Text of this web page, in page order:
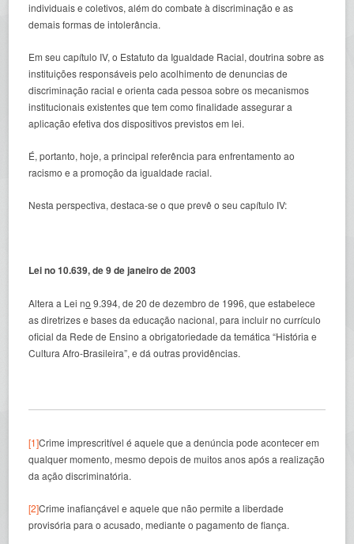
individuais e coletivos, além do combate à discriminação e as
demais formas de intolerância.
Em seu capítulo IV, o Estatuto da Igualdade Racial, doutrina sobre as
instituições responsáveis pelo acolhimento de denuncias de
discriminação racial e orienta cada pessoa sobre os mecanismos
institucionais existentes que tem como finalidade assegurar a
aplicação efetiva dos dispositivos previstos em lei.
É, portanto, hoje, a principal referência para enfrentamento ao
racismo e a promoção da igualdade racial.
Nesta perspectiva, destaca-se o que prevê o seu capítulo IV:
Lei no10.639, de 9 de janeiro de 2003
Altera a Lei no 9.394, de 20 de dezembro de 1996, que estabelece
as diretrizes e bases da educação nacional, para incluir no currículo
oficial da Rede de Ensino a obrigatoriedade da temática “História e
Cultura Afro-Brasileira”, e dá outras providências.
[1]Crime imprescritível é aquele que a denúncia pode acontecer em
qualquer momento, mesmo depois de muitos anos após a realização
da ação discriminatória.
[2]Crime inafiançável e aquele que não permite a liberdade
provisória para o acusado, mediante o pagamento de fiança.